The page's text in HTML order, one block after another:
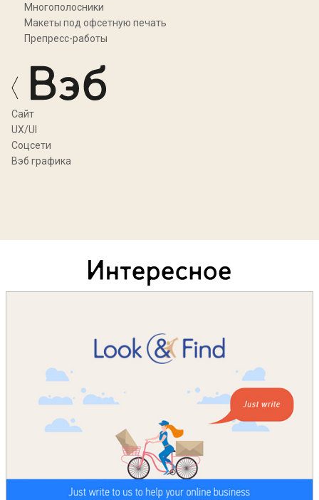
Многополосники
Макеты под офсетную печать
Препресс-работы
Cайт
UX/UI
Соцсети
Вэб графика